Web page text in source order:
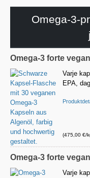
Omega-3-
Omega-3 forte
Varje
EPA,
(475,00 €/
Omega-3 forte
Varje